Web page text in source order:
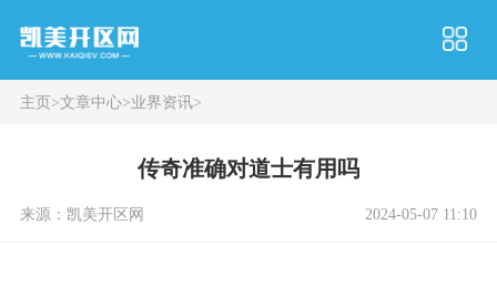
主页>文章中心>业界资讯>
传奇准确对道士有用吗
来源：凯美开区网 2024-05-07 11:10